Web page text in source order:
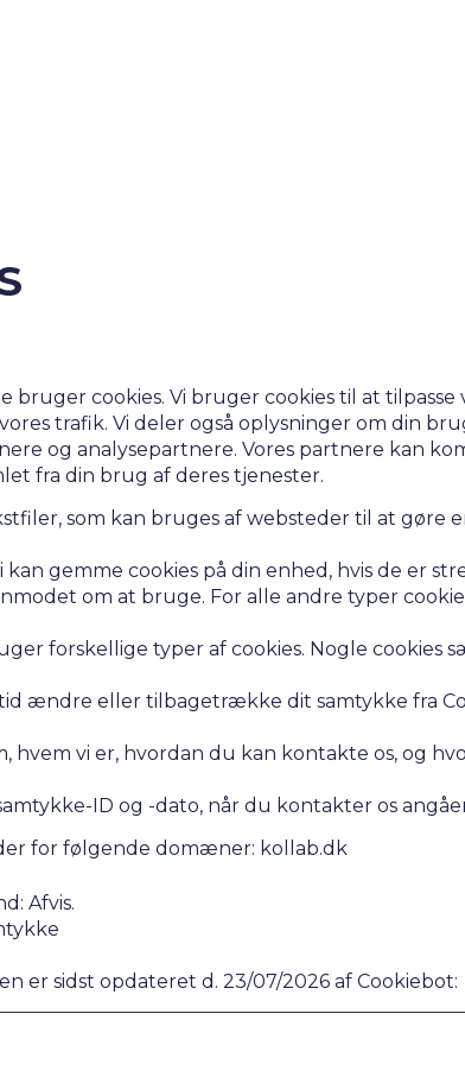
STORAGE &
bruger cookies. Vi bruger cookies til at
trafik. Vi deler også oplysninger om din
og analysepartnere. Vores partnere kan
fra din brug af deres tjenester.
som kan bruges af websteder til at gøre
kan gemme cookies på din enhed, hvis de er
om at bruge. For alle andre typer
forskellige typer af cookies. Nogle cookies
ændre eller tilbagetrække dit samtykke fra
hvem vi er, hvordan du kan kontakte os, og
ID og -dato, når du kontakter os
for følgende domæner: kollab.dk
Afvis.
er sidst opdateret d. 23/07/2026 af Cookiebot: